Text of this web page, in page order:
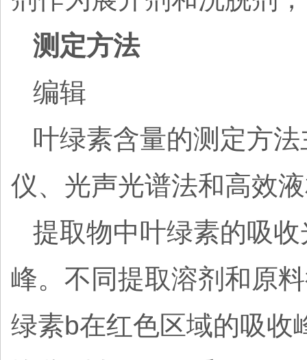
测定方法
编辑
叶绿素含量的测定方
仪、光声光谱法和高效
提取物中叶绿素的吸
峰。不同提取溶剂和原
绿素b在红色区域的吸收